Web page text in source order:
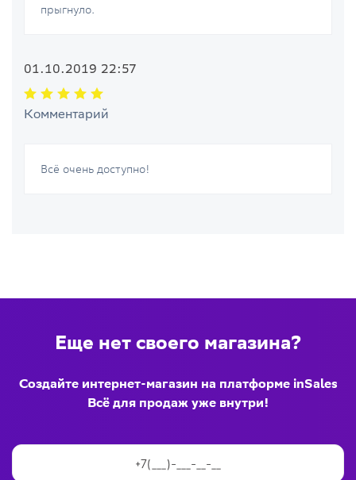
прыгнуло.
01.10.2019 22:57
Комментарий
Всё очень доступно!
Еще нет своего магазина?
Создайте интернет-магазин на платформе inSales
Всё для продаж уже внутри!